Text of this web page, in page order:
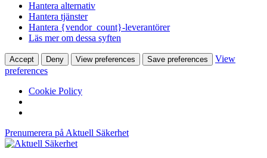
Hantera alternativ
Hantera tjänster
Hantera {vendor_count}-leverantörer
Läs mer om dessa syften
Accept Deny View preferences Save preferences
View
preferences
Cookie Policy
Prenumerera på Aktuell Säkerhet